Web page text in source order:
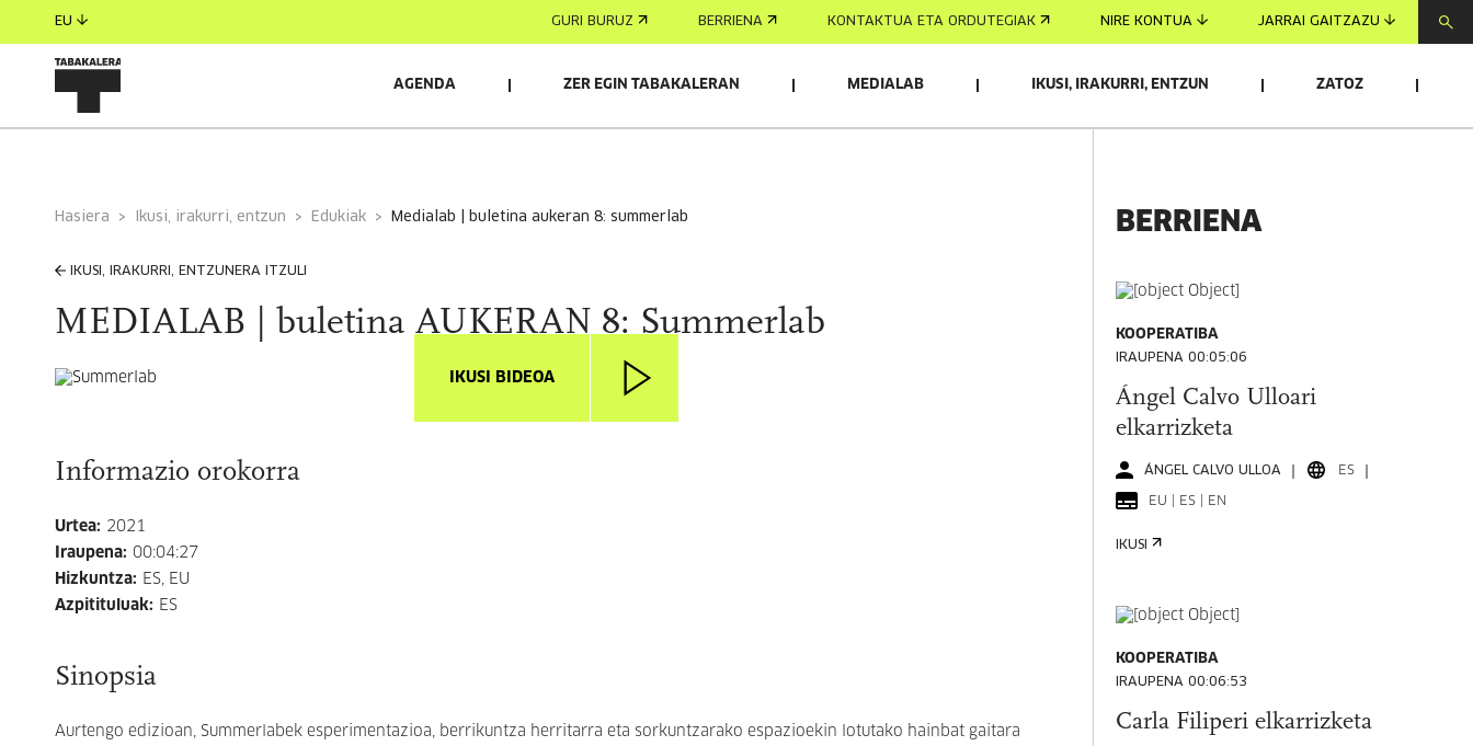
EU GURI BURUZ BERRIENA KONTAKTUA ETA ORDUTEGIAK NIRE KONTUA JARRAI GAITZAZU
AGENDA ZER EGIN TABAKALERAN MEDIALAB IKUSI, IRAKURRI, ENTZUN ZATOZ
Hasiera Ikusi, irakurri, entzun Edukiak medialab | buletina aukeran 8: summerlab
IKUSI, IRAKURRI, ENTZUNERA ITZULI
MEDIALAB | buletina AUKERAN 8: Summerlab
IKUSI BIDEOA
Informazio orokorra
Urtea: 2021
Iraupena: 00:04:27
Hizkuntza: ES, EU
Azpitituluak: ES
Sinopsia
Aurtengo edizioan, Summerlabek esperimentazioa, berrikuntza herritarra eta sorkuntzarako espazioekin lotutako hainbat gaitara
BERRIENA
KOOPERATIBA
IRAUPENA 00:05:06
Ángel Calvo Ulloari
elkarrizketa
ÁNGEL CALVO ULLOA ES
EU | ES | EN
IKUSI
KOOPERATIBA
IRAUPENA 00:06:53
Carla Filiperi elkarrizketa